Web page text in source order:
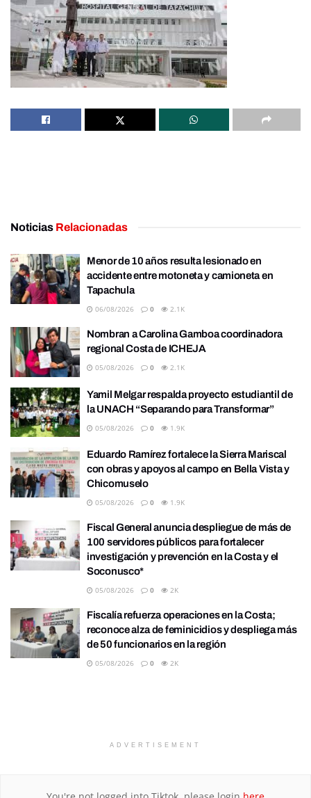
Noticias Relacionadas
Menor de 10 años resulta lesionado en
accidente entre motoneta y camioneta en
Tapachula
06/08/2026 0 2.1K
Nombran a Carolina Gamboa coordinadora
regional Costa de ICHEJA
05/08/2026 0 2.1K
Yamil Melgar respalda proyecto estudiantil de
la UNACH “Separando para Transformar”
05/08/2026 0 1.9K
Eduardo Ramírez fortalece la Sierra Mariscal
con obras y apoyos al campo en Bella Vista y
Chicomuselo
05/08/2026 0 1.9K
Fiscal General anuncia despliegue de más de
100 servidores públicos para fortalecer
investigación y prevención en la Costa y el
Soconusco*
05/08/2026 0 2K
Fiscalía refuerza operaciones en la Costa;
reconoce alza de feminicidios y despliega más
de 50 funcionarios en la región
05/08/2026 0 2K
ADVERTISEMENT